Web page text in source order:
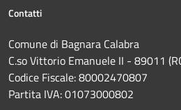
Contatti
Comune di Bagnara Calabra
C.so Vittorio Emanuele II - 89011
Codice Fiscale:80002470807
Partita IVA:01073000802